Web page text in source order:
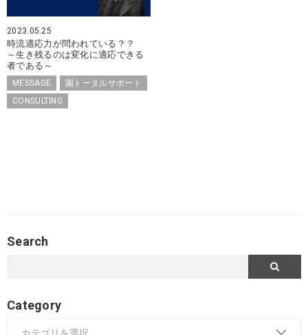
2023.05.25
時流適応力が問われている？？
～生き残るのは変化に適応できる
者である～
MESSAGE
園トータルサポート
CONSULTING
Search
Category